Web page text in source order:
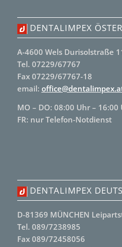
DENTALIMPEX
A-4600 Wels Durisolstraße
Tel. 07229/67767
Fax 07229/67767-18
email:
MO – DO: 08:00 Uhr – 16:00
FR: nur Telefon-Notdienst
DENTALIMPEX
D-81369 MÜNCHEN
Tel. 089/7238985
Fax 089/72458056